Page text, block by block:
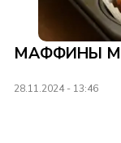
МАФФИНЫ
28.11.2024 - 13:46